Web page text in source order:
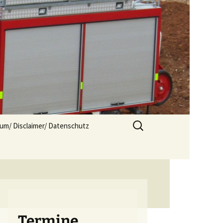
Disclaimer/ Datenschutz
Suchen
nach: